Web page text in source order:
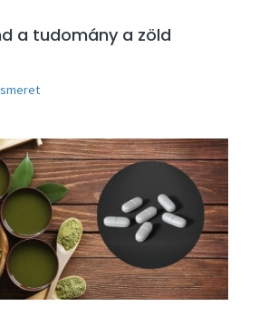
a tudomány a zöld